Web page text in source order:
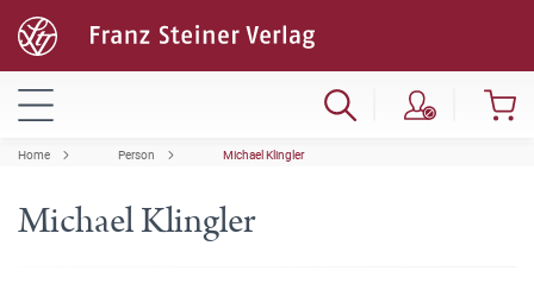
Home Person Michael Klingler
Michael Klingler